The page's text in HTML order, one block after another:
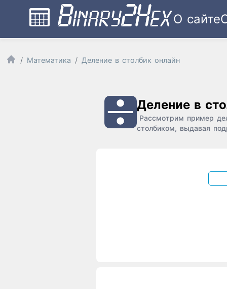
О сайте
Математика Деление в столбик онлайн
Деление в
Рассмотрим пример
столбиком, выдавая